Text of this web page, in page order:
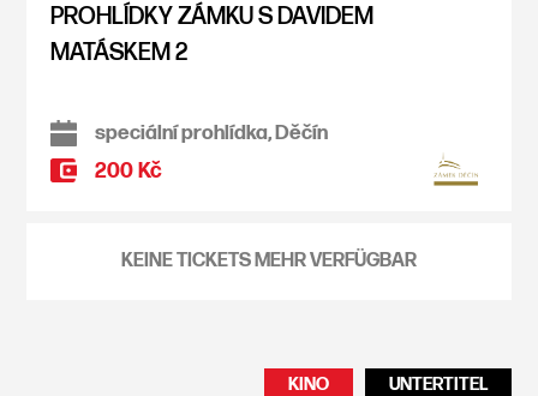
PROHLÍDKY ZÁMKU S DAVIDEM
MATÁSKEM 2
speciální prohlídka, Děčín
200 Kč
KEINE TICKETS MEHR VERFÜGBAR
KINO UNTERTITEL